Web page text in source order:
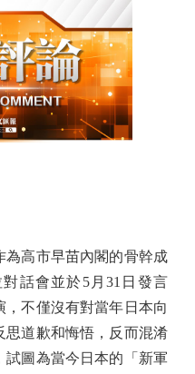
高市早苗內閣的骨幹成
話會並於5月31日發言
不僅沒有對當年日本向
思道歉和悔悟，反而混淆
試圖為當今日本的「新軍